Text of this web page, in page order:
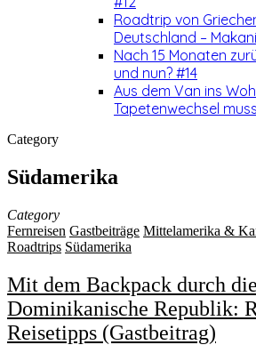
Roadtrip von
Deutschland –
Nach 15 Monaten
und nun? #14
Aus dem Van ins
Tapetenwechsel
Category
Südamerika
Category
Fernreisen Gastbeiträge Mittelamerika &
Roadtrips Südamerika
Mit dem Backpack durch die
Dominikanische Republik:
Reisetipps (Gastbeitrag)